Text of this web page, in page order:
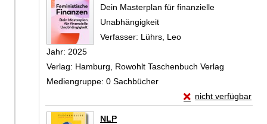
Dein Masterplan für finanzielle
Unabhängigkeit
Verfasser: Lührs, Leo
Jahr: 2025
Verlag: Hamburg, Rowohlt Taschenbuch Verlag
Mediengruppe: 0 Sachbücher
nicht verfügbar
Exemplar-Details
NLP